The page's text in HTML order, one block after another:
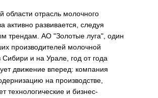
области отрасль молочного
активно развивается, следуя
трендам. АО "Золотые луга", один
производителей молочной
Сибири и на Урале, год от года
движение вперед: компания
на производстве,
технологические и бизнес-